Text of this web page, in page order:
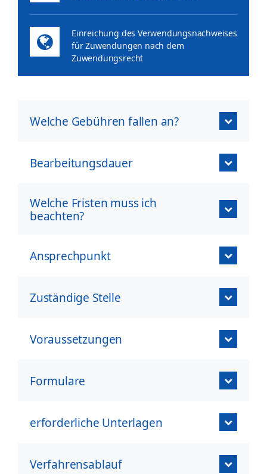
Einreichung des Verwendungsnachweises
für Zuwendungen nach dem
Zuwendungsrecht
Welche Gebühren fallen an?
Bearbeitungsdauer
Welche Fristen muss ich
beachten?
Ansprechpunkt
Zuständige Stelle
Voraussetzungen
Formulare
erforderliche Unterlagen
Verfahrensablauf